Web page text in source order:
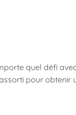
quel défi
pour obtenir